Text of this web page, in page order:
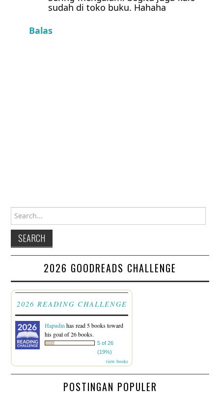
sudah di toko buku. Hahaha
Balas
Search for:
2026 GOODREADS CHALLENGE
2026 READING CHALLENGE
Hapudinhas read 5 books toward
his goal of 26 books.
5 of 26
(19%)
view books
POSTINGAN POPULER